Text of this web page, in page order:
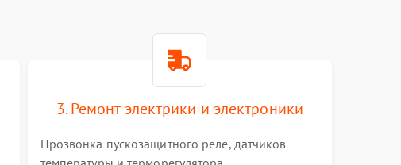
3. Ремонт электрики и электроники
Прозвонка пускозащитного реле, датчиков